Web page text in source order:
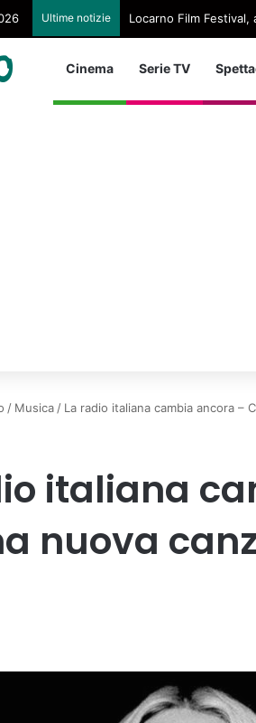
Ultime notizie Locarno Film Festival,
Cinema Serie TV
/ Musica / La radio italiana cambia ancora –
italiana
nuova